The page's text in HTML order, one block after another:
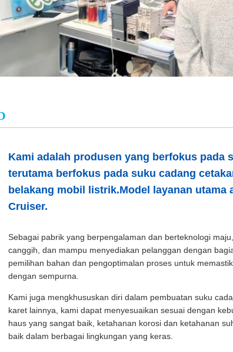
Kami adalah produsen yang berfokus pada
terutama berfokus pada suku cadang
belakang mobil listrik.Model layanan utama
Cruiser.
Sebagai pabrik yang berpengalaman dan berteknologi
canggih, dan mampu menyediakan pelanggan dengan
pemilihan bahan dan pengoptimalan proses untuk
dengan sempurna.
Kami juga mengkhususkan diri dalam pembuatan suku
karet lainnya, kami dapat menyesuaikan sesuai dengan
haus yang sangat baik, ketahanan korosi dan ketahanan
baik dalam berbagai lingkungan yang keras.